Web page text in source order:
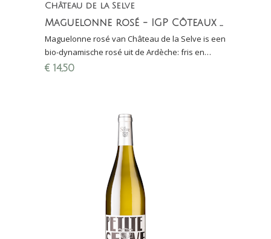
Château de la Selve
Maguelonne rosé - IGP Côteaux de l'Ardèche
Maguelonne rosé van Château de la Selve is een
bio-dynamische rosé uit de Ardèche: fris en
mineraal. Finalewijn Proefschrift Wijnconcours
€ 14,50